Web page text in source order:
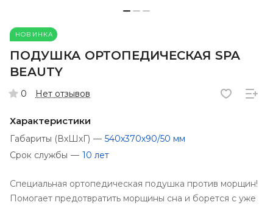
НОВИНКА
ПОДУШКА ОРТОПЕДИЧЕСКАЯ SPA
BEAUTY
0 Нет отзывов
Характеристики
Габариты (ВхШхГ) — 540х370х90/50 мм
Срок службы — 10 лет
Специальная ортопедическая подушка против морщин!
Помогает предотвратить морщины сна и борется с уже